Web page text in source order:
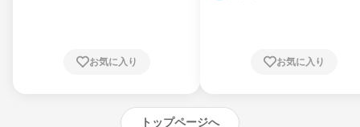
崎県、熊本県、大分県、宮崎県、鹿児島県、
お気に入り お気に入り
トップページへ